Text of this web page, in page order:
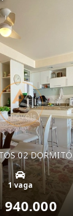
02
1 vaga
940.000